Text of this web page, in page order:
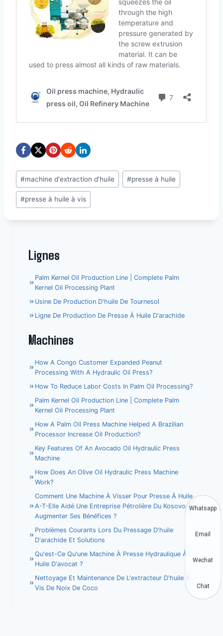
Étiquettes
de
la
#machine d'extraction d'huile #presse à huile
#presse à huile à vis
Lignes
Palm Kernel Oil Production Line | Complete Palm
Kernel Oil Processing Plant
Usine De Production D'huile De Tournesol
Ligne De Production De Presse À Huile D'arachide
Machines
How A Congo Customer Expanded Peanut
Processing With A Hydraulic Oil Press?
How To Reduce Labor Costs In Palm Oil Processing?
Palm Kernel Oil Production Line | Complete Palm
Kernel Oil Processing Plant
How A Palm Oil Press Machine Helped A Brazilian
Processor Increase Oil Production?
Key Features Of An Avocado Oil Hydraulic Press
Machine
How Does An Olive Oil Hydraulic Press Machine
Work?
Comment Une Machine À Visser Pour Presse À Huile
A-T-Elle Aidé Une Entreprise Pétrolière Du Kosovo À
Augmenter Ses Bénéfices ?
Problèmes Courants Lors Du Pressage D'huile
D'arachide Et Solutions
Qu'est-Ce Qu'une Machine À Presse Hydraulique À
Huile D'avocat ?
Nettoyage Et Maintenance De L'extracteur D'huile À
Vis De Noix De Coco
Whatsapp
Email
Wechat
Chat